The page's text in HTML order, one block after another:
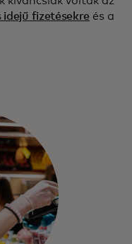
idejű fizetésekre és a